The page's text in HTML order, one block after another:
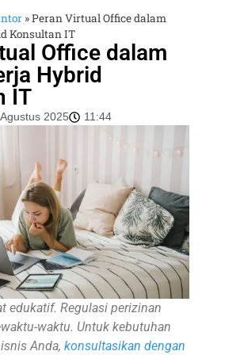
»Peran Virtual Office dalam
Konsultan IT
Office dalam
Hybrid
IT
2025 11:44
edukatif. Regulasi perizinan
waktu. Untuk kebutuhan
Anda, konsultasikan dengan